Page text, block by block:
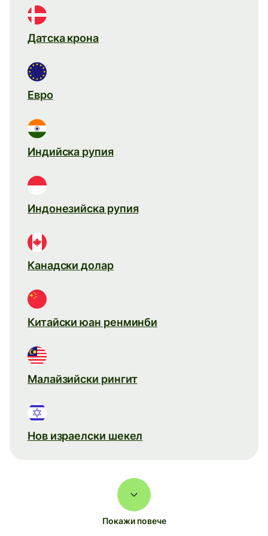
Датска крона
Евро
Индийска рупия
Индонезийска рупия
Канадски долар
Китайски юан ренминби
Малайзийски рингит
Нов израелски шекел
Покажи повече